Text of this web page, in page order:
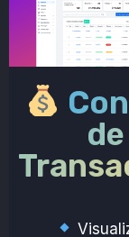
de